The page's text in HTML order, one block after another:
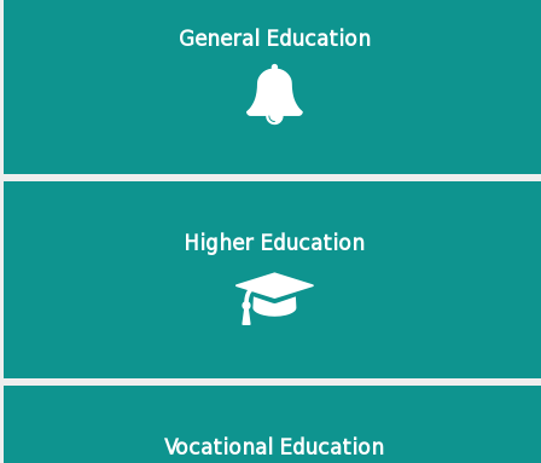
General Education
Higher Education
Vocational Education